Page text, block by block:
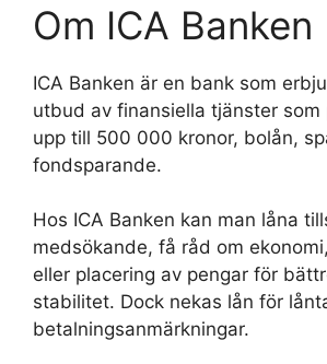
Om ICA Banken
ICA Banken är en bank som
utbud av finansiella tjänster som
upp till 500 000 kronor, bolån,
fondsparande.
Hos ICA Banken kan man låna
medsökande, få råd om
eller placering av pengar för
stabilitet. Dock nekas lån för
betalningsanmärkningar.